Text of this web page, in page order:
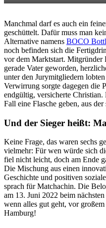
Manchmal darf es auch ein
geschüttelt. Dafür muss man
Alternative namens BOCO
noch befinden sich die
vor dem Marktstart.
gerade Vater geworden,
unter den Jurymitgliedern
Verwirrung sorgte dagegen die
endgültig, versicherte
Fall eine Flasche geben, aus
Und der Sieger heißt:
Keine Frage, das waren sechs
vielmehr: Für wen würde sich
fiel nicht leicht, doch am Ende
Die Mischung aus einen
Geschichte und positiven
sprach für Matchachin. Die
am 13. Juni 2022 beim
wenn alles gut geht, vor
Hamburg!